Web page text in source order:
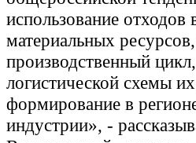
использование отходов
материальных
производственный
логистической схемы
формирование в
индустрии», -